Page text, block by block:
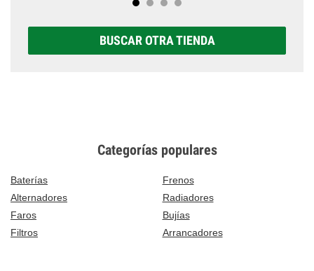
BUSCAR OTRA TIENDA
Categorías populares
Baterías
Frenos
Alternadores
Radiadores
Faros
Bujías
Filtros
Arrancadores